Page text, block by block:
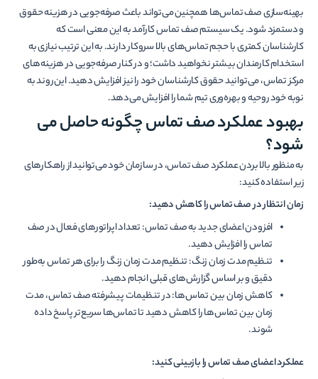
بهینه­‌سازی صف تماس‌­ها همچنین می­‌تواند باعث صرفه­‌جویی در هزینه حقوق
و دستمزد شود. یک سیستم صف تماس کارآمد به این معنی است که
کارشناسان کمتری با حجم تماس‌­های بالا سروکار دارند. به این ترتیب نیازی به
استخدام کارمندان بیشتر نخواهید داشت؛ و در کنار صرفه­‌جویی در هزینه‌های
مرکز تماس، می­‌توانید حقوق کارشناسان خود را نیز افزایش دهید. این روند به
نوبه خود روحیه و بهره‌­وری تیم شما را افزایش می­‌دهد.
بهبود عملکرد صف تماس چگونه حاصل می­‌
شود؟
به منظور بالا بردن عملکرد صف تماس، در سازمان خود می‌توانید از راهکارهای
زیر استفاده کنید:
زمان انتظار در صف تماس را کاهش دهید:
افزودن اعضای جدید به صف تماس: تعداد اپراتورهای فعال در صف
تماس را افزایش دهید.
تنظیم مدت زمان زنگ: تنظیم مدت زمان زنگ را برای هر تماس به‌طور
دقیق و بر اساس گزارش‌های قبلی انجام دهید.
کاهش زمان بین تماس‌ها: در تنظیمات پیشرفته صف تماس، مدت
زمان بین تماس‌ها را کاهش دهید تا تماس‌ها سریع‌تر پاسخ داده
شوند.
عملکرد اعضای صف تماس را بازبینی کنید: